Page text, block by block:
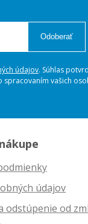
Odoberať
údajov. Súhlas
vašich
údajov
odstúpenie od